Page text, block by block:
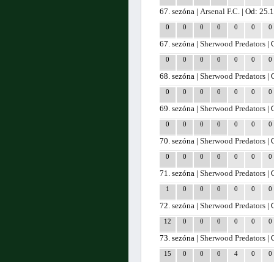
67. sezóna | Arsenal F.C. | Od:
0 0 0 0 0 0 0
67. sezóna |Sherwood Predators |
0 0 0 0 0 0 0
68. sezóna |Sherwood Predators |
0 0 0 0 0 0 0
69. sezóna |Sherwood Predators |
0 0 0 0 0 0 0
70. sezóna |Sherwood Predators |
0 0 0 0 0 0 0
71. sezóna |Sherwood Predators |
1 0 0 0 0 0 0
72. sezóna |Sherwood Predators |
12 0 0 0 0 0 0
73. sezóna |Sherwood Predators |
15 0 0 0 4 0 0